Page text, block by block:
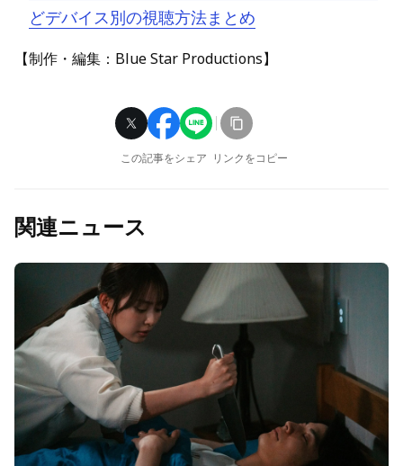
どデバイス別の視聴方法まとめ
【制作・編集：Blue Star Productions】
この記事をシェア リンクをコピー
関連ニュース